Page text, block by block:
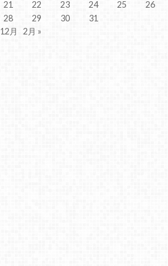
21 22 23 24 25 26
28
29 30
31
月
2月 »